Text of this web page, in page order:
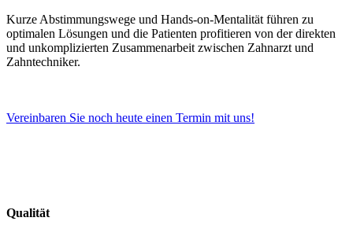
Kurze Abstimmungswege und Hands-on-Mentalität führen zu
optimalen Lösungen und die Patienten profitieren von der direkten
und unkomplizierten Zusammenarbeit zwischen Zahnarzt und
Zahntechniker.
Vereinbaren Sie noch heute einen Termin mit uns!
Qualität